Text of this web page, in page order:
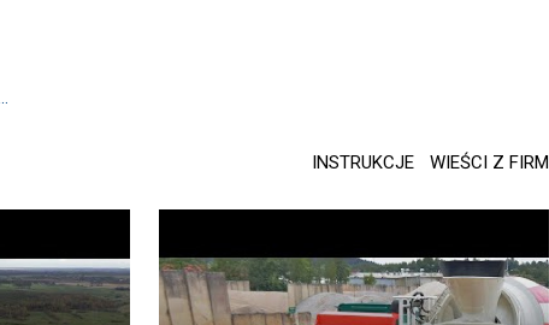
INSTRUKCJE WIEŚCI Z FIRM